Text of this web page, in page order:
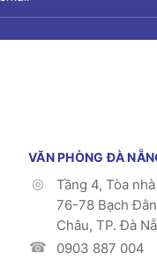
VĂN PHÒNG ĐÀ
Tầng 4, Tòa
76-78 Bạch
Châu, TP. Đà
0903 887 004